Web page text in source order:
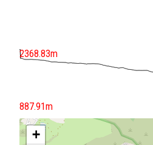
2368.83m
887.91m
+